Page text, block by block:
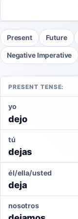
Present Future
Negative Imperative
PRESENT TENSE:
yo
dejo
tú
dejas
él/ella/usted
deja
nosotros